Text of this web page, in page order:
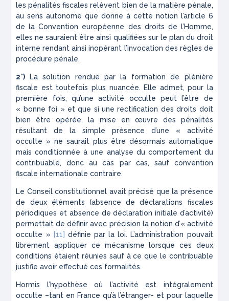
les pénalités fiscales relèvent bien de la matière pénale,
au sens autonome que donne à cette notion l’article 6
de la Convention européenne des droits de l’Homme,
elles ne sauraient être ainsi qualifiées sur le plan du droit
interne rendant ainsi inopérant l’invocation des règles de
procédure pénale.
2°) La solution rendue par la formation de plénière
fiscale est toutefois plus nuancée. Elle admet, pour la
première fois, qu’une activité occulte peut l’être de
« bonne foi » et que si une rectification des droits doit
bien être opérée, la mise en œuvre des pénalités
résultant de la simple présence d’une « activité
occulte » ne saurait plus être désormais automatique
mais conditionnée à une analyse du comportement du
contribuable, donc au cas par cas, sauf convention
fiscale internationale contraire.
Le Conseil constitutionnel avait précisé que la présence
de deux éléments (absence de déclarations fiscales
périodiques et absence de déclaration initiale d’activité)
permettait de définir avec précision la notion d’« activité
occulte » [11] définie par la loi. L’administration pouvait
librement appliquer ce mécanisme lorsque ces deux
conditions étaient réunies sauf à ce que le contribuable
justifie avoir effectué ces formalités.
Hormis l’hypothèse où l’activité est intégralement
occulte –tant en France qu’à l’étranger- et pour laquelle